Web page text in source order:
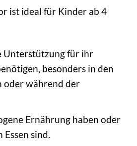
ist ideal für Kinder ab 4
Unterstützung für ihr
besonders in den
während der
Ernährung haben oder
sind.